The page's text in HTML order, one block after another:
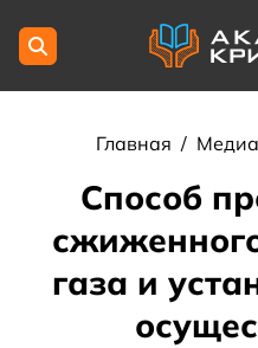
Главная /
Способ
газа и